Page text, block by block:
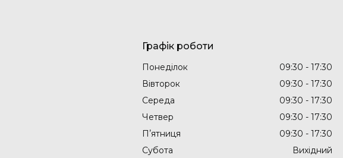
Графік роботи
Понеділок 09:30
17:30
Вівторок
09:30
17:30
Середа
09:30
17:30
Четвер
09:30
17:30
Пʼятниця
09:30
17:30
Субота
Вихідний